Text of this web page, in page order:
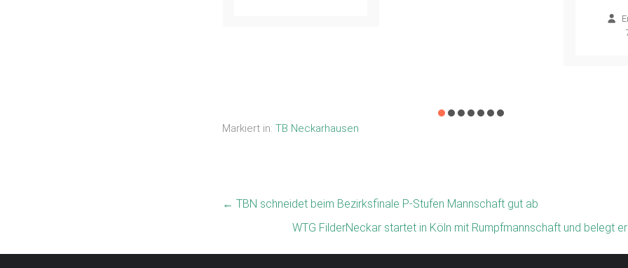
Markiert in: TB Neckarhausen
← TBN schneidet beim Bezirksfinale P-Stufen Mannschaft gut ab
WTG FilderNeckar startet in Köln mit Rumpfmannschaft und belegt